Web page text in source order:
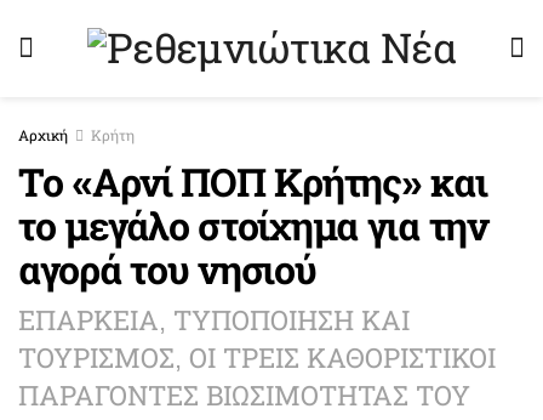
Αρχική Κρήτη
Το «Αρνί ΠΟΠ Κρήτης» και
το μεγάλο στοίχημα για την
αγορά του νησιού
ΕΠΑΡΚΕΙΑ, ΤΥΠΟΠΟΙΗΣΗ ΚΑΙ
ΤΟΥΡΙΣΜΟΣ, ΟΙ ΤΡΕΙΣ ΚΑΘΟΡΙΣΤΙΚΟΙ
ΠΑΡΑΓΟΝΤΕΣ ΒΙΩΣΙΜΟΤΗΤΑΣ ΤΟΥ